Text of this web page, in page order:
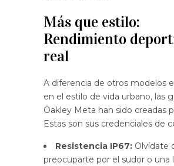
Más que estilo:
Rendimiento
real
A diferencia de otros modelos
en el estilo de vida urbano, las
Oakley Meta han sido creadas
Estas son sus credenciales de
Resistencia IP67: Olvídate
preocuparte por el sudor o una